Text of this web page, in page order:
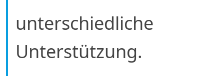
unterschiedliche
Unterstützung.